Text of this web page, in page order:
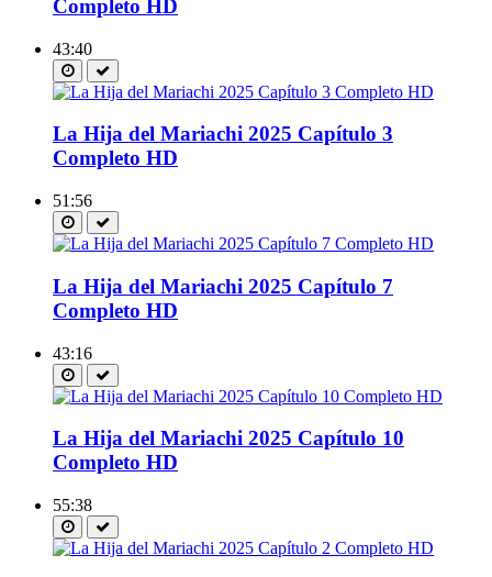
Completo HD
43:40
La Hija del Mariachi 2025 Capítulo 3
Completo HD
51:56
La Hija del Mariachi 2025 Capítulo 7
Completo HD
43:16
La Hija del Mariachi 2025 Capítulo 10
Completo HD
55:38